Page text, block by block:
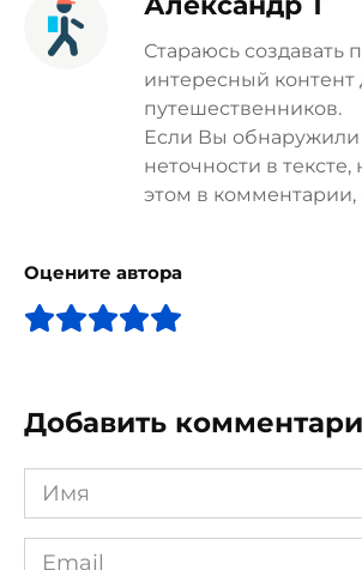
Стараюсь создавать
интересный контент
путешественников.
Если Вы
неточности в
этом в
Оцените автора
Добавить
Имя
*
Email